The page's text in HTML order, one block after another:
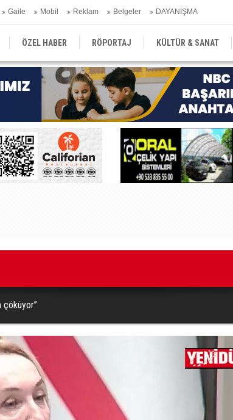
Gaile Mobil Reklam Belgeler DAYANIŞMA
ÖZEL HABER RÖPORTAJ KÜLTÜR & SANAT
YEREL YÖNETİM DERGİLER SEKTÖR
çöküyor”